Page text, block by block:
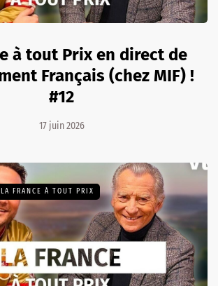
à tout Prix en direct de
Français (chez MIF) !
#12
17 juin 2026
LA FRANCE À TOUT PRIX